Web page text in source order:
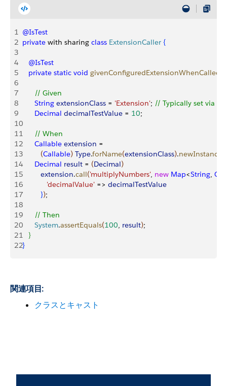
1 @IsTest
2 private with sharing class ExtensionCaller {
3
4
   @IsTest
5
   private
static void
6
7
      // Given
8
      String
extensionClass = 'Extension'; // Typically set via
9
      Decimal
decimalTestValue = 10;
10
11
      // When
12
      Callable
extension =
13
(Callable) Type.forName(extensionClass).newInstance
14
      Decimal
result = (Decimal)
15
         extension
.call('multiplyNumbers', new Map<String,
16
            'decimalValue'
=> decimalTestValue
17
});
18
19
      // Then
20
      System
.assertEquals(100, result);
21
}
22}
関連項目:
クラスとキャスト